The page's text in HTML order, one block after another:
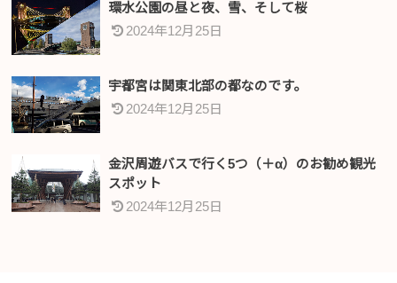
環水公園の昼と夜、雪、そして桜
2024年12月25日
宇都宮は関東北部の都なのです。
2024年12月25日
金沢周遊バスで行く5つ（＋α）のお勧め観光
スポット
2024年12月25日